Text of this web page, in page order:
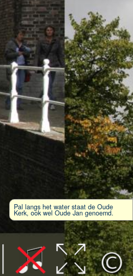
Mapbox
Pal langs het water staat de Oude
Kerk, ook wel Oude Jan genoemd.